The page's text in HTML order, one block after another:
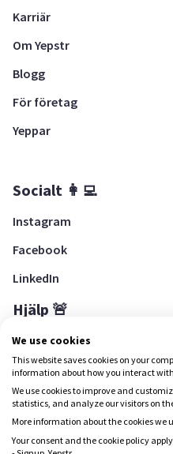
Karriär
Om Yepstr
Blogg
För företag
Yeppar
Socialt 👩‍💻
Instagram
Facebook
LinkedIn
Hjälp 🚨
Hjälpcenter
Ladda ned Yepstr
Ladda ned Yepstr
We use cookies
This website saves cookies on your
information about how you interact
We use cookies to improve and
statistics, and analyze our visitors on
More information about the cookies we
Your consent and the cookie policy